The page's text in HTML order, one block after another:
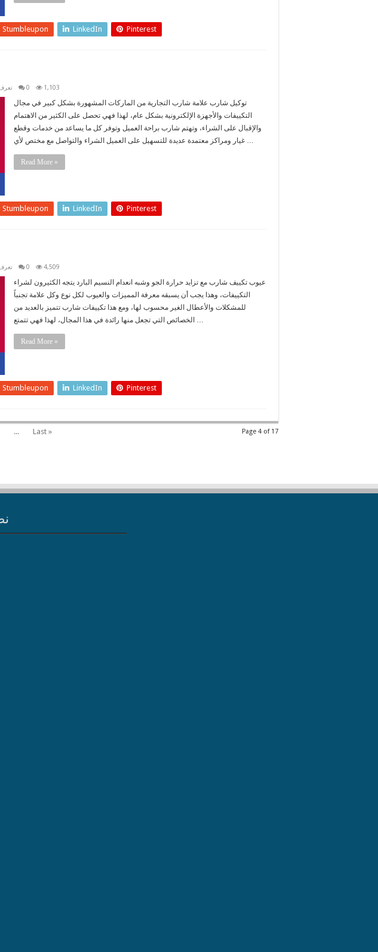
Stumbleupon LinkedIn Pinterest
0 1,103
توكيل شارب علامة شارب التجارية من الماركات المشهورة بشكل كبير في مجال
التكييفات والأجهزة الإلكترونية بشكل عام، لهذا فهي تحصل على الكثير من الاهتمام
والإقبال على الشراء، وتهتم شارب براحة العميل وتوفر كل ما يساعد من خدمات وقطع
غيار ومراكز معتمدة عديدة للتسهيل على العميل الشراء والتواصل مع مختص لأي …
Read More »
Stumbleupon LinkedIn Pinterest
0 4,509
عيوب تكييف شارب مع تزايد حرارة الجو وشبه انعدام النسيم البارد يتجه الكثيرون لشراء
التكييفات، وهذا يجب أن يسبقه معرفة المميزات والعيوب لكل نوع وكل علامة تجنباً
للمشكلات والأعطال الغير محسوب لها، ومع هذا تكييفات شارب تتميز بالعديد من
الخصائص التي تجعل منها رائدة في هذا المجال، لهذا فهي تتمتع …
Read More »
Stumbleupon LinkedIn Pinterest
Page 4 of 17
... Last »